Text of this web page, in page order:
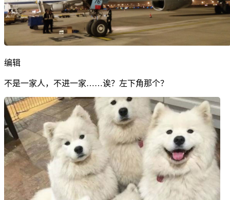
编辑
不是一家人，不进一家……诶？左下角那个？